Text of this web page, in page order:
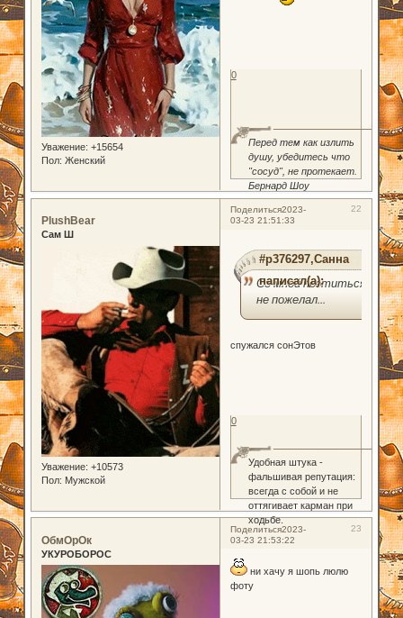
Уважение: +15654
Пол: Женский
Перед тем как излить
душу, убедитесь что
"сосуд", не протекает.
Бернард Шоу
0
Поделиться 22
2023-
03-23 21:51:33
PlushBear
Сам Ш
Уважение: +10573
Пол: Мужской
#p376297,Санна
написал(а):
Со мной поэтиться
не пожелал...
спужался сонЭтов
Удобная штука -
фальшивая репутация:
всегда с собой и не
оттягивает карман при
ходьбе.
0
Поделиться 23
2023-
03-23 21:53:22
ОбмОрОк
УКУРОБОРОС
ни хачу я шопь люлю
фоту